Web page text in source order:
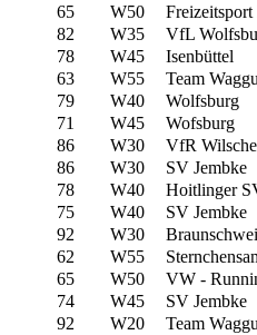
65 W50
82 W35 VfL
78 W45 Isenbüttel
63 W55 Team
79 W40 Wolfsburg
71 W45 Wofsburg
86 W30 VfR
86 W30 SV Jembke
78 W40 Hoitlinger
75 W40 SV Jembke
92 W30
62 W55
65 W50 VW -
74 W45 SV Jembke
92 W20 Team